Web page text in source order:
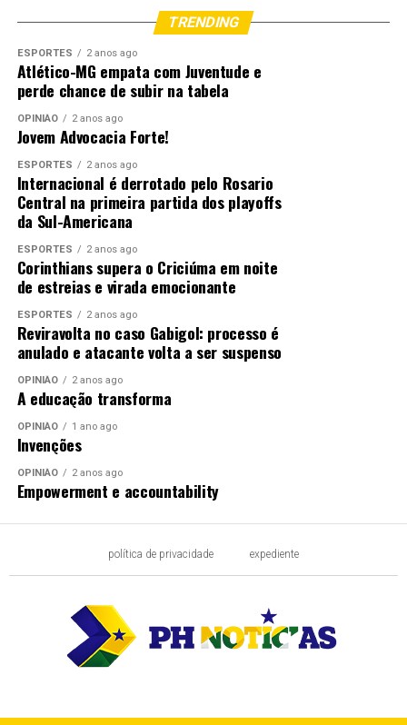
TRENDING
ESPORTES 2 anos ago
Atlético-MG empata com Juventude e
perde chance de subir na tabela
OPINIÃO 2 anos ago
Jovem Advocacia Forte!
ESPORTES 2 anos ago
Internacional é derrotado pelo Rosario
Central na primeira partida dos playoffs
da Sul-Americana
ESPORTES 2 anos ago
Corinthians supera o Criciúma em noite
de estreias e virada emocionante
ESPORTES 2 anos ago
Reviravolta no caso Gabigol: processo é
anulado e atacante volta a ser suspenso
OPINIÃO 2 anos ago
A educação transforma
OPINIÃO 1 ano ago
Invenções
OPINIÃO 2 anos ago
Empowerment e accountability
política de privacidade expediente